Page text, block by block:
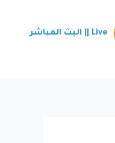
Live || البث المباشر